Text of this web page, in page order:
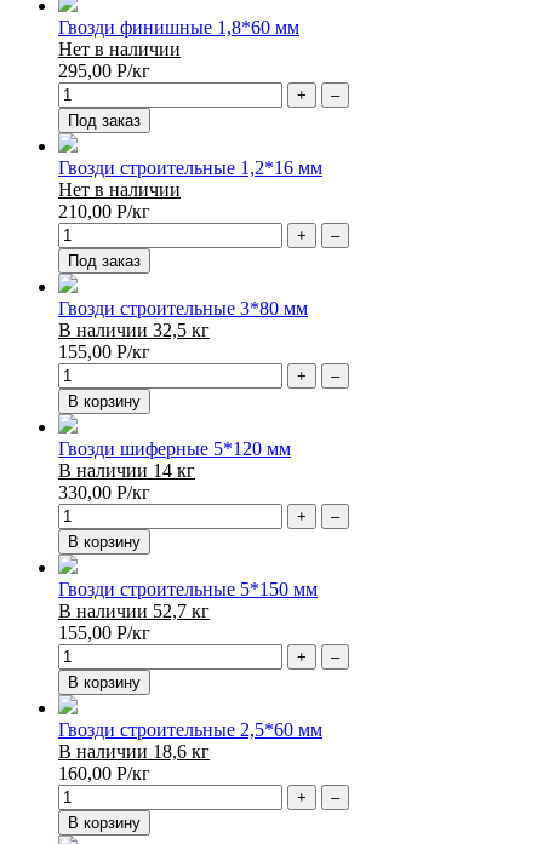
Гвозди финишные 1,8*60 мм
Нет в наличии
295,00 Р/кг
+
–
Под заказ
Гвозди строительные 1,2*16 мм
Нет в наличии
210,00 Р/кг
+
–
Под заказ
Гвозди строительные 3*80 мм
В наличии 32,5 кг
155,00 Р/кг
+
–
В корзину
Гвозди шиферные 5*120 мм
В наличии 14 кг
330,00 Р/кг
+
–
В корзину
Гвозди строительные 5*150 мм
В наличии 52,7 кг
155,00 Р/кг
+
–
В корзину
Гвозди строительные 2,5*60 мм
В наличии 18,6 кг
160,00 Р/кг
+
–
В корзину